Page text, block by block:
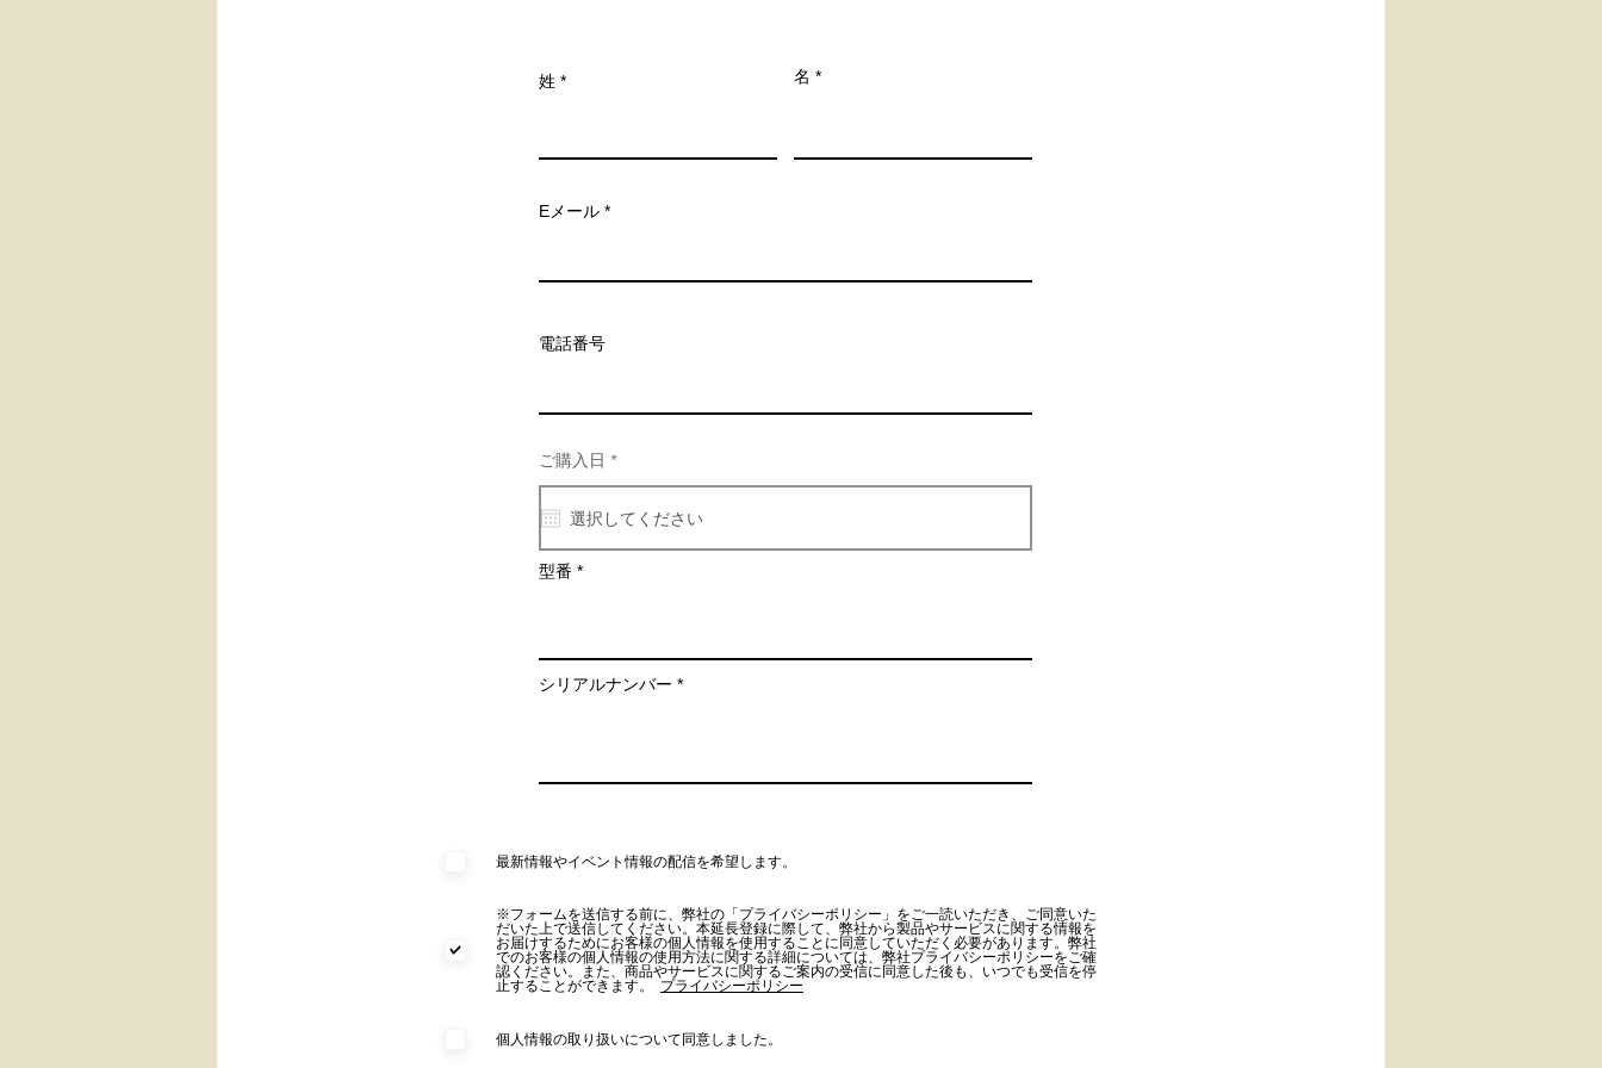
姓 名
Eメール
電話番号
ご購入日 *r
q
u
i
型番
シリアルナンバー
最新情報やイベント情報の配信を希望します。
※フォームを送信する前に、弊社の「プライバシーポリシー」をご一読いただき、ご同意いた
だいた上で送信してください。本延長登録に際して、弊社から製品やサービスに関する情報を
お届けするためにお客様の個人情報を使用することに同意していただく必要があります。弊社
でのお客様の個人情報の使用方法に関する詳細については、弊社プライバシーポリシーをご確
認ください。また、商品やサービスに関するご案内の受信に同意した後も、いつでも受信を停
止することができます。 プライバシーポリシー
個人情報の取り扱いについて同意しました。